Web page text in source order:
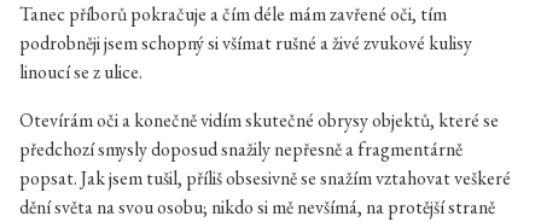
Tanec příborů pokračuje a čím déle mám zavřené oči, tím
podrobněji jsem schopný si všímat rušné a živé zvukové kulisy
linoucí se z ulice.
Otevírám oči a konečně vidím skutečné obrysy objektů, které se
předchozí smysly doposud snažily nepřesně a fragmentárně
popsat. Jak jsem tušil, příliš obsesivně se snažím vztahovat veškeré
dění světa na svou osobu; nikdo si mě nevšímá, na protější straně